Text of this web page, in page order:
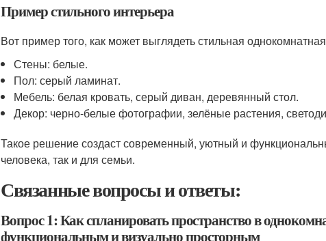
Пример стильного интерьера
Вот пример того, как может выглядеть стильная
Стены: белые.
Пол: серый ламинат.
Мебель: белая кровать, серый диван, деревянный стол.
Декор: черно-белые фотографии, зелёные растения,
Такое решение создаст современный, уютный и
человека, так и для семьи.
Связанные вопросы и ответы:
Вопрос 1: Как спланировать пространство в
функциональным и визуально просторным